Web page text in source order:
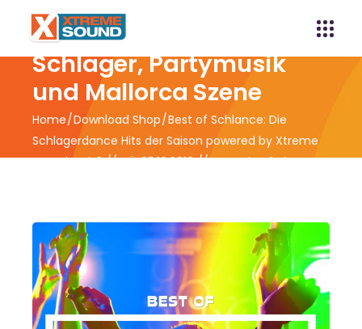
Xtreme Sound -
Schlager, Partymusik
und Mallorca Szene
Home Download Shop Best of Schlance: Die
Schlagerdance Hits der Saison powered by Xtreme
Sound, Vol. 3 // VÖ 05.10.2018 // Vorverkauf ab